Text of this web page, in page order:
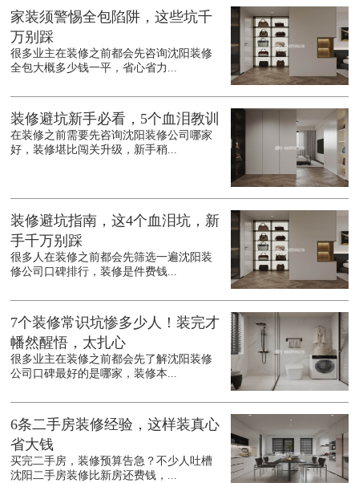
家装须警惕全包陷阱，这些坑千
万别踩
很多业主在装修之前都会先咨询沈阳装修
全包大概多少钱一平，省心省力...
装修避坑新手必看，5个血泪教训
在装修之前需要先咨询沈阳装修公司哪家
好，装修堪比闯关升级，新手稍...
装修避坑指南，这4个血泪坑，新
手千万别踩
很多人在装修之前都会先筛选一遍沈阳装
修公司口碑排行，装修是件费钱...
7个装修常识坑惨多少人！装完才
幡然醒悟，太扎心
很多业主在装修之前都会先了解沈阳装修
公司口碑最好的是哪家，装修本...
6条二手房装修经验，这样装真心
省大钱
买完二手房，装修预算告急？不少人吐槽
沈阳二手房装修比新房还费钱，...